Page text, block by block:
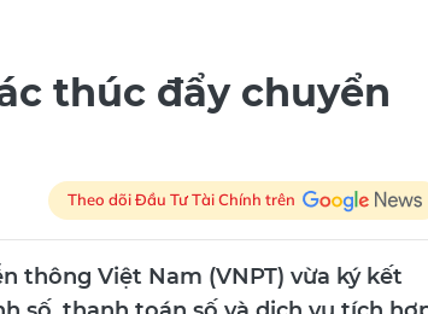
thúc đẩy chuyển
Theo dõi Đầu Tư Tài Chính trên
thông Việt Nam (VNPT) vừa ký kết